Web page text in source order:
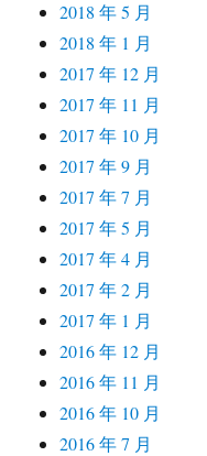
2018 年 5 月
2018 年 1 月
2017 年 12 月
2017 年 11 月
2017 年 10 月
2017 年 9 月
2017 年 7 月
2017 年 5 月
2017 年 4 月
2017 年 2 月
2017 年 1 月
2016 年 12 月
2016 年 11 月
2016 年 10 月
2016 年 7 月